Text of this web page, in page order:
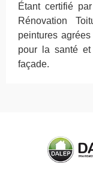
Étant certifié
Rénovation
peintures
pour la santé et
façade.